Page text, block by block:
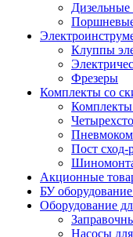
Клуппы
Фрезеры
Комплекты со
Комплекты
Пост сход-
Акционные
БУ оборудование
Оборудование
Насосы